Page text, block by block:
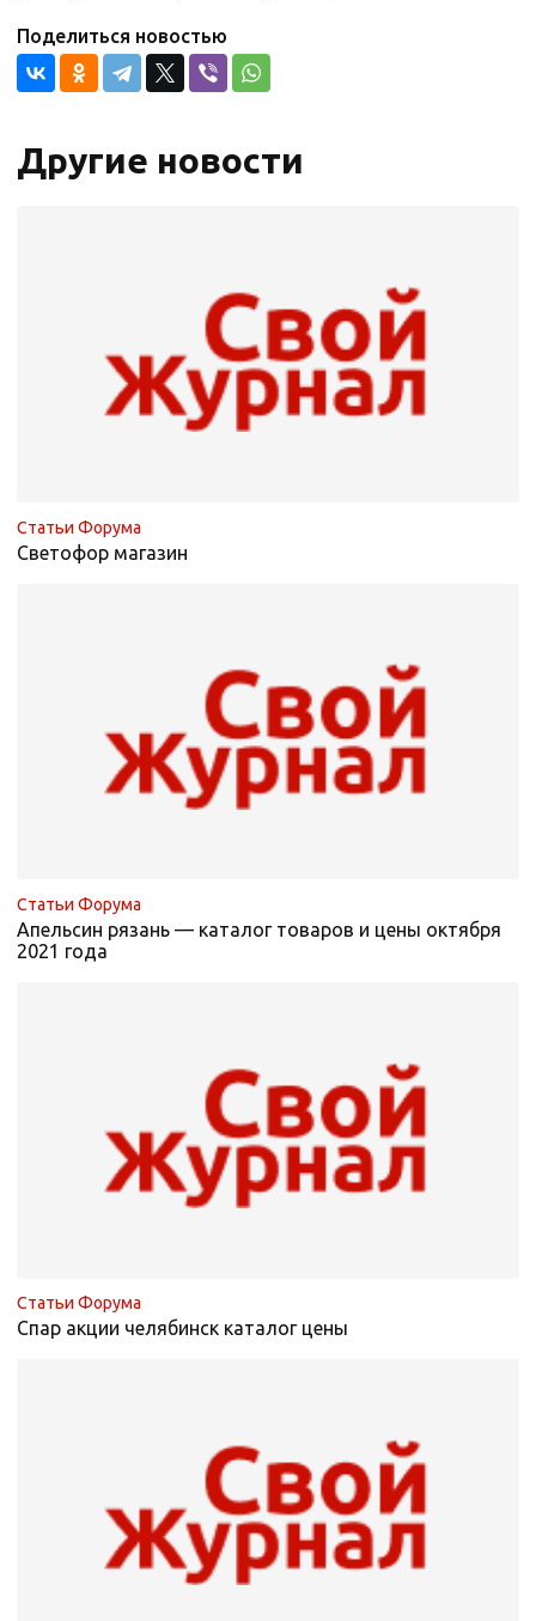
Поделиться новостью
Другие новости
Статьи Форума
Светофор магазин
Статьи Форума
Апельсин рязань — каталог товаров и цены октября
2021 года
Статьи Форума
Спар акции челябинск каталог цены